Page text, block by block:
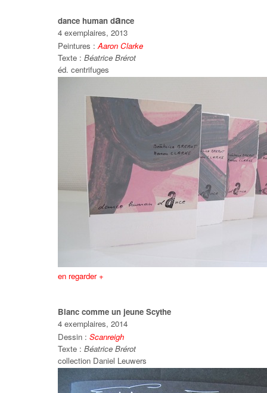
dance human dance
4 exemplaires, 2013
Peintures :Aaron Clarke
Texte : Béatrice Brérot
éd. centrifuges
en regarder +
Blanc comme un jeune Scythe
4 exemplaires, 2014
Dessin : Scanreigh
Texte : Béatrice Brérot
collection Daniel Leuwers